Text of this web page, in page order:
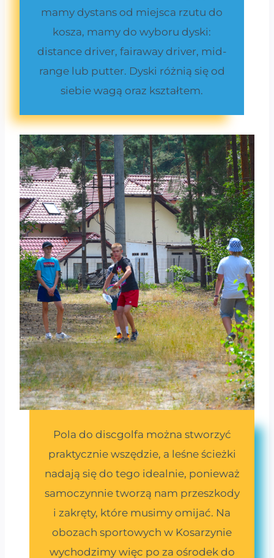
mamy dystans od miejsca rzutu do
kosza, mamy do wyboru dyski:
distance driver, fairaway driver, mid-
range lub putter. Dyski różnią się od
siebie wagą oraz kształtem.
Pola do discgolfa można stworzyć
praktycznie wszędzie, a leśne ścieżki
nadają się do tego idealnie, ponieważ
samoczynnie tworzą nam przeszkody
i zakręty, które musimy omijać. Na
obozach sportowych w Kosarzynie
wychodzimy więc po za ośrodek do